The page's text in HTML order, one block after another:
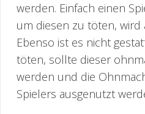
werden. Einfach einen
um diesen zu töten, wird
Ebenso ist es nicht
töten, sollte dieser
werden und die
Spielers ausgenutzt